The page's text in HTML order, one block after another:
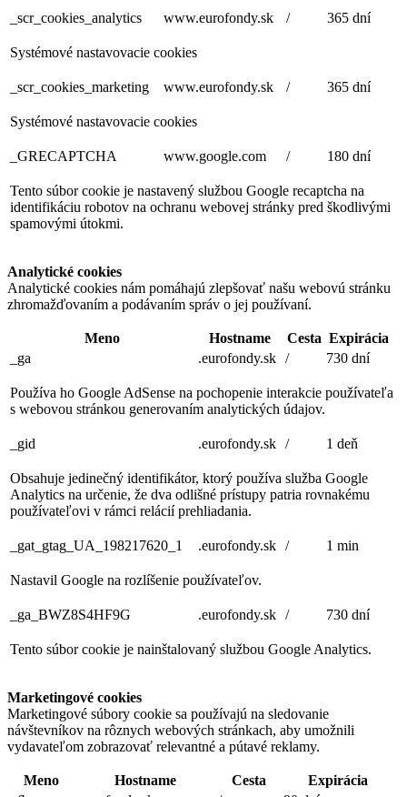
_scr_cookies_analytics www.eurofondy.sk / 365 dní
Systémové nastavovacie cookies
_scr_cookies_marketing www.eurofondy.sk / 365 dní
Systémové nastavovacie cookies
_GRECAPTCHA www.google.com / 180 dní
Tento súbor cookie je nastavený službou Google recaptcha na
identifikáciu robotov na ochranu webovej stránky pred škodlivými
spamovými útokmi.
Analytické cookies
Analytické cookies nám pomáhajú zlepšovať našu webovú stránku
zhromažďovaním a podávaním správ o jej používaní.
Meno Hostname Cesta Expirácia
_ga
.eurofondy.sk / 730 dní
Používa ho Google AdSense na pochopenie interakcie používateľa
s webovou stránkou generovaním analytických údajov.
_gid .eurofondy.sk / 1 deň
Obsahuje jedinečný identifikátor, ktorý používa služba Google
Analytics na určenie, že dva odlišné prístupy patria rovnakému
používateľovi v rámci relácií prehliadania.
_gat_gtag_UA_198217620_1 .eurofondy.sk / 1 min
Nastavil Google na rozlíšenie používateľov.
_ga_BWZ8S4HF9G .eurofondy.sk / 730 dní
Tento súbor cookie je nainštalovaný službou Google Analytics.
Marketingové cookies
Marketingové súbory cookie sa používajú na sledovanie
návštevníkov na rôznych webových stránkach, aby umožnili
vydavateľom zobrazovať relevantné a pútavé reklamy.
Meno Hostname Cesta
Expirácia